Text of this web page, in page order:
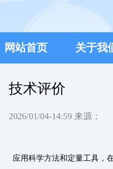
网站首页 关于我
技术评价
2026/01/04-14:59 来源：
应用科学方法和定量工具，